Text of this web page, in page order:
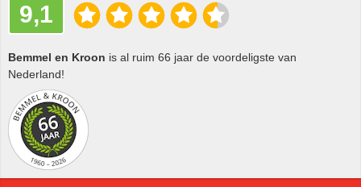
9,1
Bemmel en Kroon is al ruim 66 jaar de voordeligste van
Nederland!